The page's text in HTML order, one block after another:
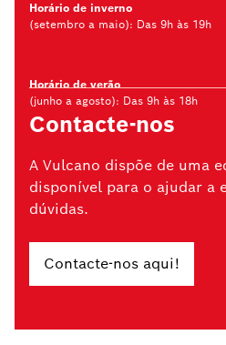
Horário de inverno
(setembro a maio): Das 9h às 19h
Horário de verão
(junho a agosto): Das 9h às 18h
Contacte-nos
A Vulcano dispõe de uma
disponível para o ajudar a
dúvidas.
Contacte-nos aqui!